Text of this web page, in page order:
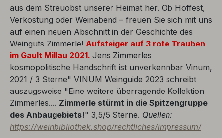
aus dem Streuobst unserer Heimat her. Ob Hoffest,
Verkostung oder Weinabend – freuen Sie sich mit uns
auf einen neuen Abschnitt in der Geschichte des
Weinguts Zimmerle! Aufsteiger auf 3 rote Trauben
im Gault Millau 2021. Jens Zimmerles
kosmopolitische Handschrift ist unverkennbar Vinum,
2021 / 3 Sterne" VINUM Weinguide 2023 schreibt
auszugsweise "Eine weitere überragende Kollektion
Zimmerles.... Zimmerle stürmt in die Spitzengruppe
des Anbaugebiets!" 3,5/5 Sterne. Quellen:
https://weinbibliothek.shop/rechtliches/impressum/